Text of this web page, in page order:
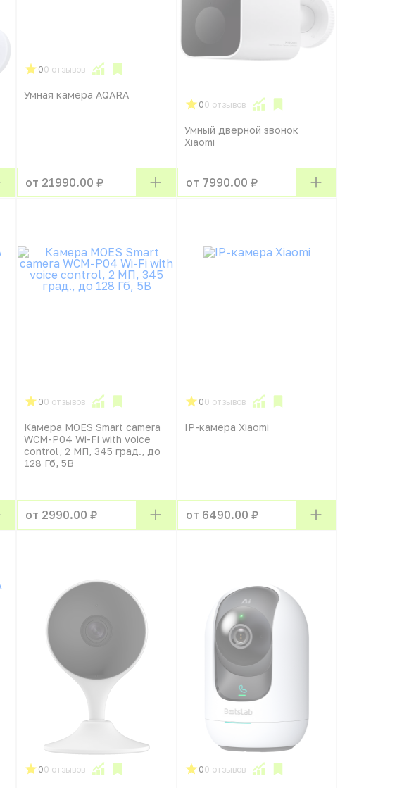
00 отзывов
Умная камера AQARA
от 21990.00 ₽
00 отзывов
Умный дверной звонок
Xiaomi
от 7990.00 ₽
00 отзывов
Камера MOES Smart camera
WCM-P04 Wi-Fi with voice
control, 2 МП, 345 град., до
128 Гб, 5В
от 2990.00 ₽
00 отзывов
IP-камера Xiaomi
от 6490.00 ₽
00 отзывов 00 отзывов